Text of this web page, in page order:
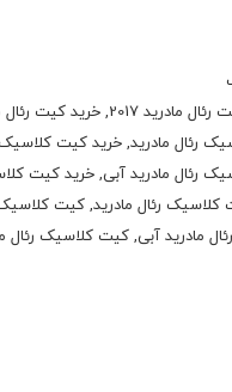
مادرید 2017 , خرید کیت رئال
رئال مادرید, خرید کیت کلاسیک
رئال مادرید آبی, خرید کیت
کلاسیک رئال مادرید, کیت کلاسیک
مادرید آبی, کیت کلاسیک رئال